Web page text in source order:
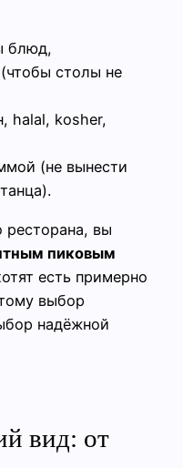
блюд,
столы не
halal, kosher,
(не вынести
ресторана, вы
пиковым
есть примерно
выбор
надёжной
вид: от